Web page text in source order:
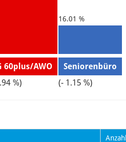
16.01 %
60plus/AWO
Seniorenbüro
%) (- 1.15 %)
Anzahl